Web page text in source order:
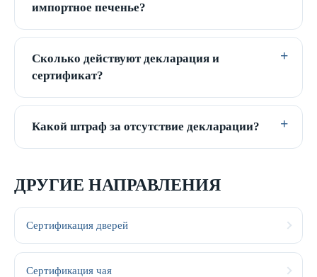
импортное печенье?
Сколько действуют декларация и
сертификат?
Какой штраф за отсутствие декларации?
ДРУГИЕ НАПРАВЛЕНИЯ
Сертификация дверей
Сертификация чая